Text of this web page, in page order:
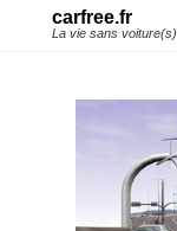
carfree.fr
La vie sans voiture(s)